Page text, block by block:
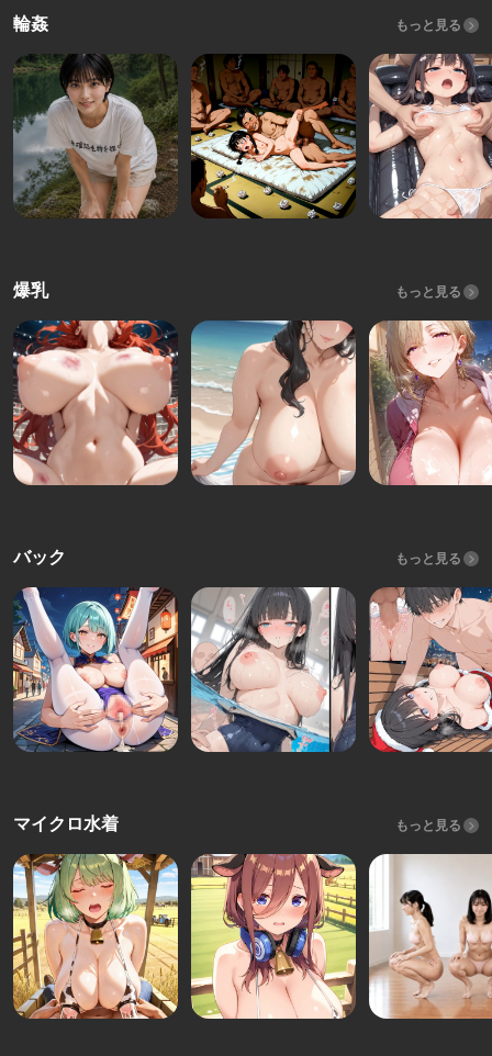
輪姦 もっと見る
爆乳 もっと見る
バック もっと見る
マイクロ水着 もっと見る